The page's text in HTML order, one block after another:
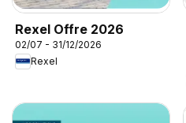
Rexel Offre 2026
02/07 - 31/12/2026
Rexel